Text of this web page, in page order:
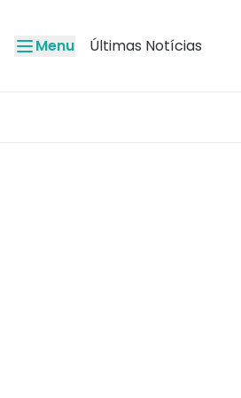
Menu Últimas Notícias